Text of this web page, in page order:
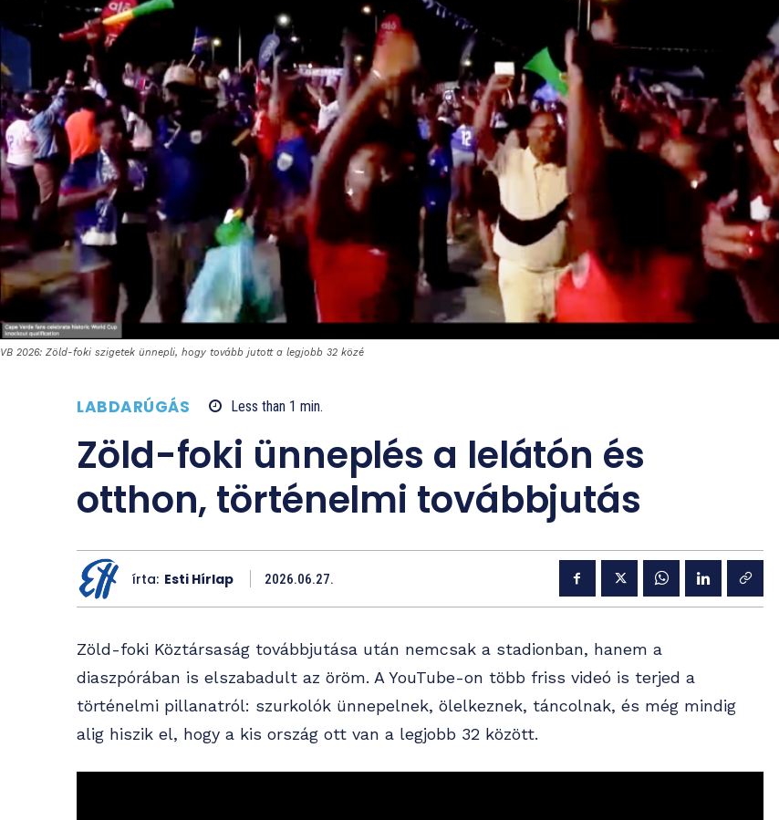
VB 2026: Zöld-foki szigetek ünnepli, hogy tovább jutott a legjobb 32 közé
LABDARÚGÁS Less than 1 min.
Zöld-foki ünneplés a lelátón és
otthon, történelmi továbbjutás
írta: Esti Hírlap 2026.06.27.
Zöld-foki Köztársaság továbbjutása után nemcsak a stadionban, hanem a
diaszpórában is elszabadult az öröm. A YouTube-on több friss videó is terjed a
történelmi pillanatról: szurkolók ünnepelnek, ölelkeznek, táncolnak, és még mindig
alig hiszik el, hogy a kis ország ott van a legjobb 32 között.